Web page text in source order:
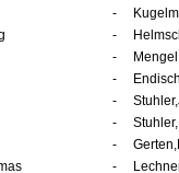
-
-
-
-
-
-
-
-